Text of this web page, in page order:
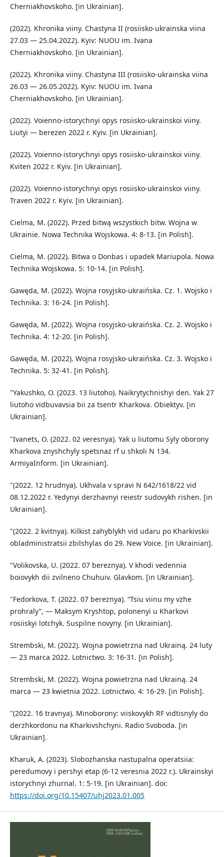
Cherniakhovskoho. [in Ukrainian].
(2022). Khronika viiny. Chastyna II (rosiisko-ukrainska viina
27.03 — 25.04.2022). Kyiv: NUOU im. Ivana
Cherniakhovskoho. [in Ukrainian].
(2022). Khronika viiny. Chastyna III (rosiisko-ukrainska viina
26.03 — 26.05.2022). Kyiv: NUOU im. Ivana
Cherniakhovskoho. [in Ukrainian].
(2022). Voienno-istorychnyi opys rosiisko-ukrainskoi viiny.
Liutyi — berezen 2022 r. Kyiv. [in Ukrainian].
(2022). Voienno-istorychnyi opys rosiisko-ukrainskoi viiny.
Kviten 2022 r. Kyiv. [in Ukrainian].
(2022). Voienno-istorychnyi opys rosiisko-ukrainskoi viiny.
Traven 2022 r. Kyiv. [in Ukrainian].
Cielma, M. (2022). Przed bitwą wszystkich bitw. Wojna w
Ukrainie. Nowa Technika Wojskowa. 4: 8-13. [in Polish].
Cielma, M. (2022). Bitwa o Donbas i upadek Mariupola. Nowa
Technika Wojskowa. 5: 10-14. [in Polish].
Gawęda, M. (2022). Wojna rosyjsko-ukraińska. Cz. 1. Wojsko i
Technika. 3: 16-24. [in Polish].
Gawęda, M. (2022). Wojna rosyjsko-ukraińska. Cz. 2. Wojsko i
Technika. 4: 12-20. [in Polish].
Gawęda, M. (2022). Wojna rosyjsko-ukraińska. Cz. 3. Wojsko i
Technika. 5: 32-41. [in Polish].
"Yakushko, O. (2023. 13 liutoho). Naikrytychnishyi den. Yak 27
liutoho vidbuvavsia bii za tsentr Kharkova. Obiektyv. [in
Ukrainian].
"Ivanets, O. (2022. 02 veresnya). Yak u liutomu Syly oborony
Kharkova znyshchyly spetsnaz rf u shkoli N 134.
ArmiyaInform. [in Ukrainian].
"(2022. 12 hrudnya). Ukhvala v spravi N 642/1618/22 vid
08.12.2022 r. Yedynyi derzhavnyi reiestr sudovykh rishen. [in
Ukrainian].
"(2022. 2 kvitnya). Kilkist zahyblykh vid udaru po Kharkivskii
obladministratsii zbilshylas do 29. New Voice. [in Ukrainian].
"Volikovska, U. (2022. 07 bereznya). V khodi vedennia
boiovykh dii zvilneno Chuhuiv. Glavkom. [in Ukrainian].
"Fedorkova, T. (2022. 07 bereznya). “Tsiu viinu my vzhe
prohraly”, — Maksym Kryshtop, polonenyi u Kharkovi
rosiiskyi lotchyk. Suspilne novyny. [in Ukrainian].
Strembski, M. (2022). Wojna powietrzna nad Ukrainą. 24 luty
— 23 marca 2022. Lotnictwo. 3: 16-31. [in Polish].
Strembski, M. (2022). Wojna powietrzna nad Ukrainą. 24
marca — 23 kwietnia 2022. Lotnictwo. 4: 16-29. [in Polish].
"(2022. 16 travnya). Minoborony: viiskovykh RF vidtisnyly do
derzhkordonu na Kharkivshchyni. Radio Svoboda. [in
Ukrainian].
Kharuk, A. (2023). Slobozhanska nastupalna operatsiia:
peredumovy i pershyi etap (6-12 veresnia 2022 r.). Ukrainskyi
istorychnyi zhurnal. 1: 5-19. [in Ukrainian]. doi:
https://doi.org/10.15407/uhj2023.01.005